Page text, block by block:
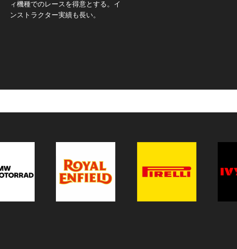
ィ機種でのレースを得意とする。イ
ンストラクター実績も長い。